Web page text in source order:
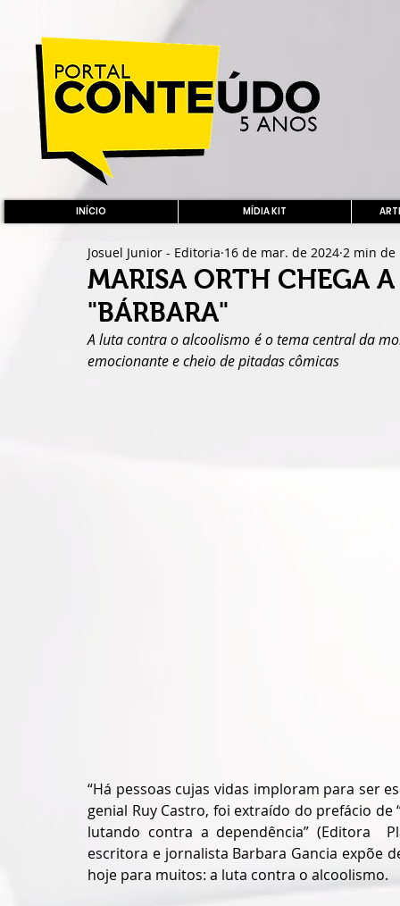
INÍCIO MÍDIA KIT
MARISA ORTH CHEGA
"BÁRBARA"
Josuel Junior - Editoria 16 de mar. de 2024 2 min
A luta contra o alcoolismo é o tema central da
emocionante e cheio de pitadas cômicas
“Há pessoas cujas vidas imploram para ser
genial Ruy Castro, foi extraído do prefácio de
lutando contra a dependência” (Editora
escritora e jornalista Barbara Gancia expõe
hoje para muitos: a luta contra o alcoolismo.